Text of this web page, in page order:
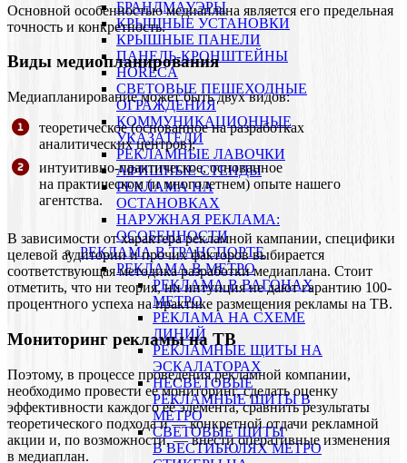
БРАНДМАУЭРЫ
КРЫШНЫЕ УСТАНОВКИ
КРЫШНЫЕ ПАНЕЛИ
ПАНЕЛЬ-КРОНШТЕЙНЫ
HORECA
СВЕТОВЫЕ ПЕШЕХОДНЫЕ
ОГРАЖДЕНИЯ
КОММУНИКАЦИОННЫЕ
УКАЗАТЕЛИ
РЕКЛАМНЫЕ ЛАВОЧКИ
АФИШНЫЕ СТЕНДЫ
РЕКЛАМА НА
ОСТАНОВКАХ
НАРУЖНАЯ РЕКЛАМА:
ОСОБЕННОСТИ
РЕКЛАМА В ТРАНСПОРТЕ
РЕКЛАМА В МЕТРО
РЕКЛАМА В ВАГОНАХ
МЕТРО
РЕКЛАМА НА СХЕМЕ
ЛИНИЙ
РЕКЛАМНЫЕ ЩИТЫ НА
ЭСКАЛАТОРАХ
НЕСВЕТОВЫЕ
РЕКЛАМНЫЕ ЩИТЫ В
МЕТРО
СВЕТОВЫЕ ЩИТЫ
В ВЕСТИБЮЛЯХ МЕТРО
Основной особенностью медиаплана является его предельная
точность и конкретность.
Виды медиопланирования
Медиапланирование может быть двух видов:
теоретическое(основанное на разработках
аналитических центров);
интуитивно-практическое, основанное
на практическом (и многолетнем) опыте нашего
агентства.
В зависимости от характера рекламной кампании, специфики
целевой аудитории и прочих факторов выбирается
соответствующая методика разработки медиаплана. Стоит
отметить, что ни теория, ни интуиция не дают гарантию 100-
процентного успеха на практике размещения рекламы на ТВ.
Мониторинг рекламы на ТВ
Поэтому, в процессе проведения рекламной компании,
необходимо провести еемониторинг, сделатьоценку
эффективности каждого её элемента, сравнить результаты
теоретического подхода и — конкретной отдачи рекламной
акции и, по возможности, — внести оперативные изменения
в медиаплан.